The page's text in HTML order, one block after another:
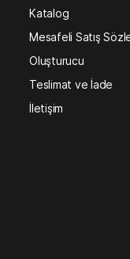
Katalog
Mesafeli Satış
Oluşturucu
Teslimat ve İade
İletişim